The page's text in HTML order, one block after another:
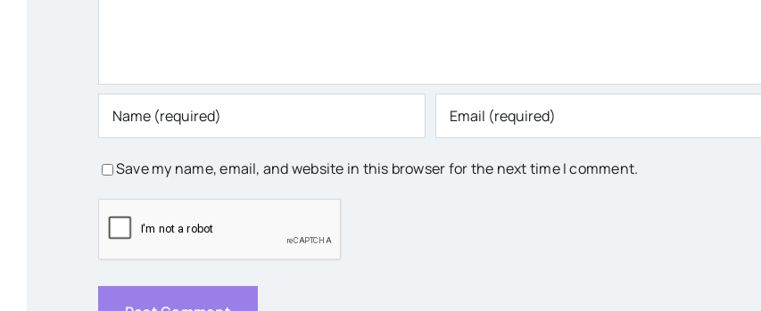
Save my name, email, and website in this browser for the next time I comment.